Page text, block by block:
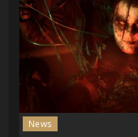
News